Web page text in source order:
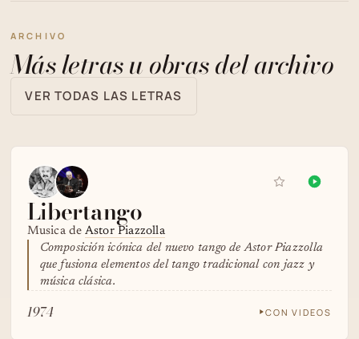
ARCHIVO
Más letras u obras del archivo
VER TODAS LAS LETRAS
Libertango
Musica de Astor Piazzolla
Composición icónica del nuevo tango de Astor Piazzolla
que fusiona elementos del tango tradicional con jazz y
música clásica.
1974 CON VIDEOS